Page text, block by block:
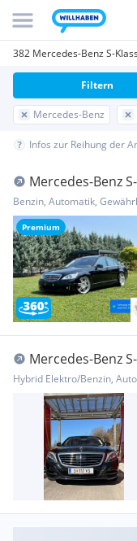
382 Mercedes-Benz S-
Mercedes-Benz
Filtern
Infos zur Reihung der
Premium
Mercedes-Benz
TRONIC BRABUS |
Benzin, Automatik,
Mercedes-Benz
HYBRID A.
Hybrid Elektro/Benzin,